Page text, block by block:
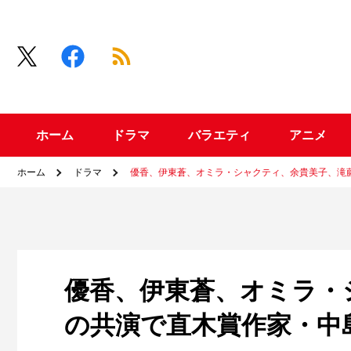
ホーム ドラマ バラエティ アニメ
ホーム ドラマ 優香、伊東蒼、オミラ・シャクティ、余貴美子、
優香、伊東蒼、オミラ
の共演で直木賞作家・